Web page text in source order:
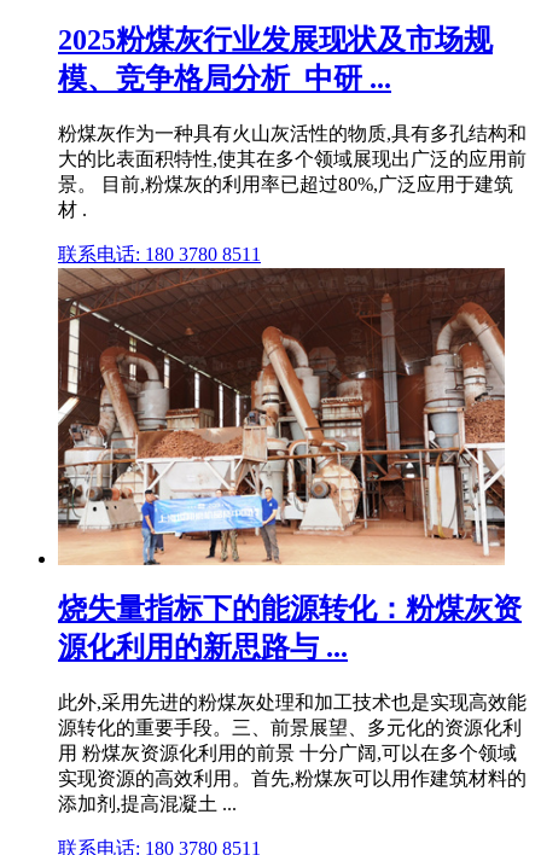
2025粉煤灰行业发展现状及市场规
模、竞争格局分析_中研 ...
粉煤灰作为一种具有火山灰活性的物质,具有多孔结构和
大的比表面积特性,使其在多个领域展现出广泛的应用前
景。 目前,粉煤灰的利用率已超过80%,广泛应用于建筑
材 .
联系电话: 180 3780 8511
烧失量指标下的能源转化：粉煤灰资
源化利用的新思路与 ...
此外,采用先进的粉煤灰处理和加工技术也是实现高效能
源转化的重要手段。三、前景展望、多元化的资源化利
用 粉煤灰资源化利用的前景 十分广阔,可以在多个领域
实现资源的高效利用。首先,粉煤灰可以用作建筑材料的
添加剂,提高混凝土 ...
联系电话: 180 3780 8511